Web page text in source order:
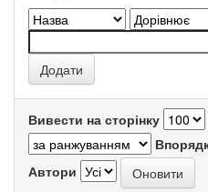
Вивести на сторінку
Автори